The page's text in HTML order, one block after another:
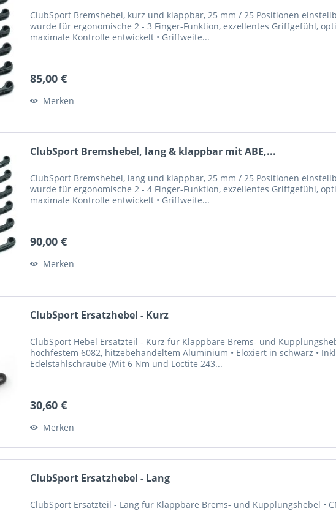
ClubSport Bremshebel, kurz und klappbar, 25 mm / 25 Positionen
wurde für ergonomische 2 - 3 Finger-Funktion, exzellentes Griffgefühl,
maximale Kontrolle entwickelt • Griffweite...
85,00 €
Merken
ClubSport Bremshebel, lang & klappbar mit ABE,...
ClubSport Bremshebel, lang und klappbar, 25 mm / 25 Positionen
wurde für ergonomische 2 - 4 Finger-Funktion, exzellentes Griffgefühl,
maximale Kontrolle entwickelt • Griffweite...
90,00 €
Merken
ClubSport Ersatzhebel - Kurz
ClubSport Hebel Ersatzteil - Kurz für Klappbare Brems- und
hochfestem 6082, hitzebehandeltem Aluminium • Eloxiert in schwarz •
Edelstahlschraube (Mit 6 Nm und Loctite 243...
30,60 €
Merken
ClubSport Ersatzhebel - Lang
ClubSport Ersatzteil - Lang für Klappbare Brems- und Kupplungshebel •